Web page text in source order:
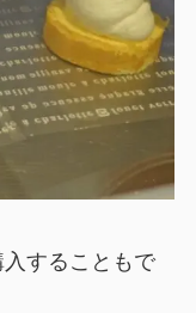
することもで